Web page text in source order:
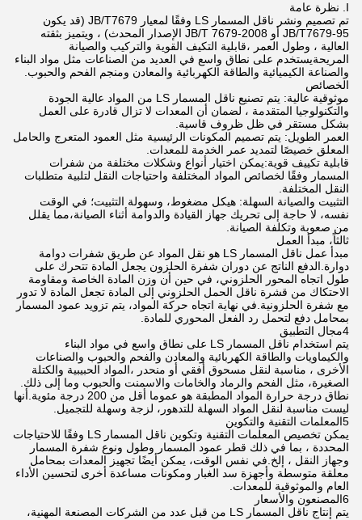
I. نظرة عامة
تم تصميم ونشر ناقل المسمار LS وفقًا لمعيار JB/T7679 (قد يكون
JB/T7679-95 أو JB/T 7679-2008 الإصدار المحدث) ، ويتميز بثقته
العالية ، وطول العمر ،قابلية التكيف القوية والتركيب والصيانة
المريحةيستخدم على نطاق واسع في العديد من الصناعات مثل مواد البناء
والصناعة الكيميائية والطاقة الكهربائية والمعادن ومنجم الفحم والحبوب.
الخصائص
موثوقية عالية: يتم تصنيع ناقل المسمار LS من المواد عالية الجودة
والتكنولوجيا المتقدمة ، لضمان أن المعدات لا تزال قادرة على العمل
بشكل مستقر في ظل ظروف قاسية.
العمر الطويل: يتم تصميم المكونات الرئيسية مثل العمود المتعرج والحامل
المعلق خصيصًا لتمديد عمر الخدمة للمعدات.
قابلية تكييف قوية:يمكن اختيار أنواع وشكلات مختلفة من شفرات
المسمار وفقًا لخصائص المواد المختلفة واحتياجات النقل لتلبية متطلبات
النقل المختلفة.
التثبيت والصيانة السهلة: هيكل مضغوط، وسهولة التثبيت؛ في الوقت
نفسه، لا حاجة إلى تحريك جهاز القيادة والدوامة أثناء الصيانة،مما يقلل
من صعوبة وتكلفة الصيانة.
ثالثاً، مبدأ العمل
مبدأ عمل ناقل المسمار LS هو نقل المواد عن طريق شفرات دوامة
دوارة.الدفع الناتج عن دوران شفرة الحلزون يجعل المادة تتحرك على
طول اتجاه المحور الحلزوني، في حين أن وزن المادة الخاصة ومقاومة
الاحتكاك من قشرة ناقل الحمل الحلزوني إلى المادة تجعل المادة لا تدور
مع شفرة الحلزونية.في نهاية اتجاه حركة المواد، يتم تزويد عمود المسمار
بمحامل دفع لتحمل رد الفعل المحوري للمادة.
4مجال التطبيق
يتم استخدام ناقل المسمار LS على نطاق واسع في مواد البناء
والكيماويات والطاقة الكهربائية والمعادن والفحم والحبوب والصناعات
الأخرى ، مناسبة لنقل مسحوق أفقي أو منحدر ،المواد الحبيبية والكتلة
الصغيرة، مثل الفحم والرماد والخامات والاسمنت والحبوب وما إلى ذلك.
نطاق درجة حرارة المواد المطبقة هو عموما أقل من 200 درجة مئوية.أنها
ليست مناسبة لنقل المواد السهلة للتدهور، لزجة وسهلة للتجميل.
5المعلمات التقنية والتكوين
يمكن تخصيص المعلمات التقنية وتكوين ناقل المسمار LS وفقًا للاحتياجات
المحددة ، بما في ذلك قطر عمود المسمار وطول ونوع شفرة المسمار
وجهاز النقل ، إلخ.في نفس الوقت، يمكن أيضًا تجهيز المعدات بمحامل
معلقة متوسطة وأجهزة سد الغبار ومكونات مساعدة أخرى لتحسين الأداء
العام والموثوقية للمعدات.
6المصنعون والأسعار
يتم إنتاج ناقل المسمار LS من قبل عدد من الشركات المصنعة المهنية،